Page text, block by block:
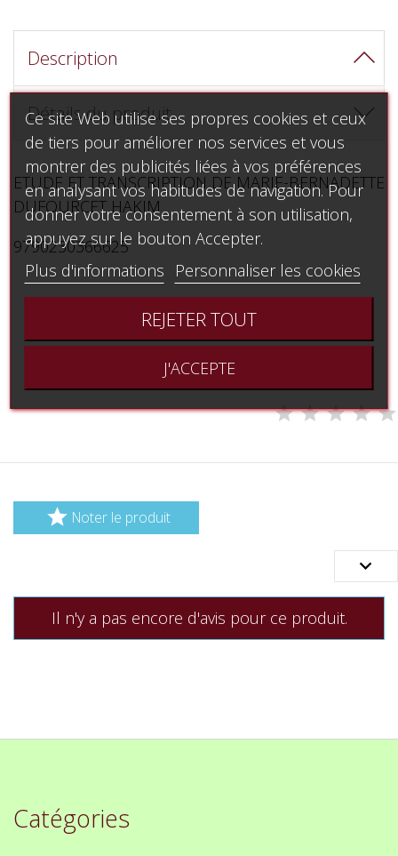
Description
Détails du produit
ETUDE ET TRANSCRIPTION DE MARIE-BERNADETTE
DUFOURCET HAKIM
9790230366625
Avis (0) - Modération des avis

 Noter le produit

Il n'y a pas encore d'avis pour ce produit.
Catégories
Ce site Web utilise ses propres cookies et ceux
de tiers pour améliorer nos services et vous
montrer des publicités liées à vos préférences
en analysant vos habitudes de navigation. Pour
donner votre consentement à son utilisation,
appuyez sur le bouton Accepter.
Plus d'informations
Personnaliser les cookies
REJETER TOUT
J'ACCEPTE